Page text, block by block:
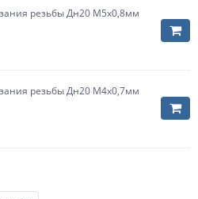
резьбы Дн20 М5х0,8мм
резьбы Дн20 М4х0,7мм